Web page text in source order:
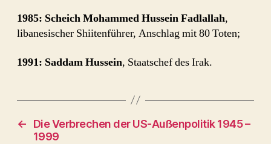
1985: Scheich Mohammed Hussein Fadlallah,
libanesischer Shiitenführer, Anschlag mit 80 Toten;
1991: Saddam Hussein, Staatschef des Irak.
←
Die Verbrechen der US-Außenpolitik 1945 –
1999